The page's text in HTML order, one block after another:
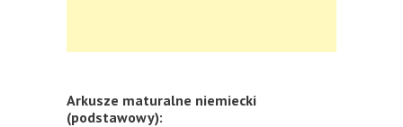
Arkusze maturalne niemiecki
(podstawowy):